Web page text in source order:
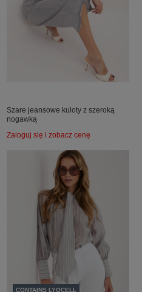
Szare jeansowe kuloty z szeroką
nogawką
Zaloguj się i zobacz cenę
CONTAINS LYOCELL